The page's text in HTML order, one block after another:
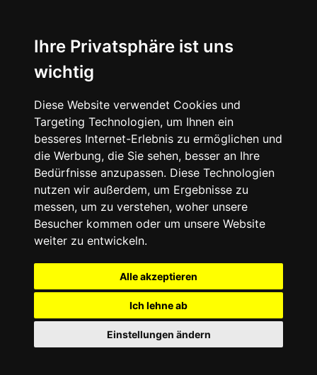
Ihre Privatsphäre ist uns
wichtig
Diese Website verwendet Cookies und
Targeting Technologien, um Ihnen ein
besseres Internet-Erlebnis zu ermöglichen und
die Werbung, die Sie sehen, besser an Ihre
Bedürfnisse anzupassen. Diese Technologien
nutzen wir außerdem, um Ergebnisse zu
messen, um zu verstehen, woher unsere
Besucher kommen oder um unsere Website
weiter zu entwickeln.
Alle akzeptieren
Ich lehne ab
Einstellungen ändern